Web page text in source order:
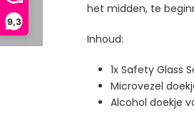
9,3
het midden, te
Inhoud:
1x Safety Glass
Microvezel
Alcohol doekje